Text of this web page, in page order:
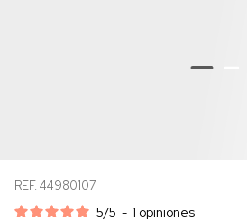
REF. 44980107
5/5 - 1 opiniones